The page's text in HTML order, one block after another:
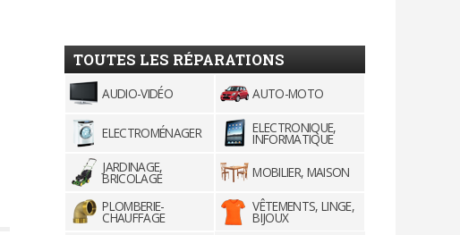
TOUTES LES RÉPARATIONS
AUDIO-VIDÉO AUTO-MOTO
ELECTROMÉNAGER ELECTRONIQUE,
INFORMATIQUE
JARDINAGE,
BRICOLAGE
MOBILIER, MAISON
PLOMBERIE-
CHAUFFAGE
VÊTEMENTS, LINGE,
BIJOUX